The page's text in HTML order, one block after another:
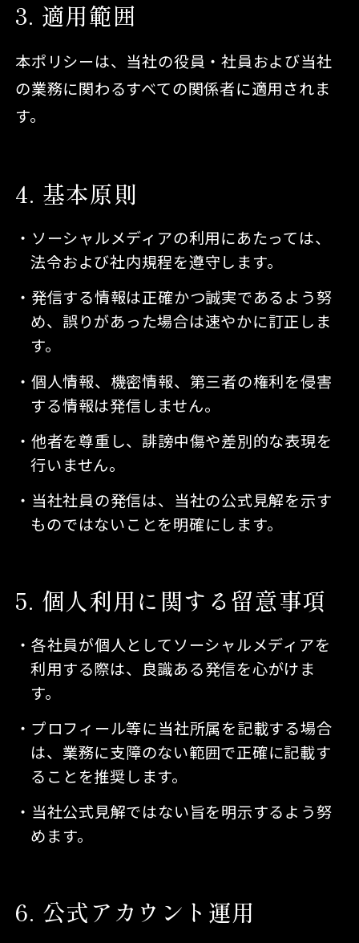
3 適用範囲
本ポリシーは、当社の役員・社員および当社
の業務に関わるすべての関係者に適用されま
す。
4 基本原則
ソーシャルメディアの利用にあたっては、
法令および社内規程を遵守します。
発信する情報は正確かつ誠実であるよう努
め、誤りがあった場合は速やかに訂正しま
す。
個人情報、機密情報、第三者の権利を侵害
する情報は発信しません。
他者を尊重し、誹謗中傷や差別的な表現を
行いません。
当社社員の発信は、当社の公式見解を示す
ものではないことを明確にします。
5 個人利用に関する留意事項
各社員が個人としてソーシャルメディアを
利用する際は、良識ある発信を心がけま
す。
プロフィール等に当社所属を記載する場合
は、業務に支障のない範囲で正確に記載す
ることを推奨します。
当社公式見解ではない旨を明示するよう努
めます。
6 公式アカウント運用